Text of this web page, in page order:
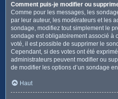
Comment puis-je modifier ou
Comme pour les messages, les
par leur auteur, les modérateurs et les
sondage, modifiez tout simplement le
sondage est obligatoirement associé à
voté, il est possible de supprimer le
Cependant, si des votes ont été
administrateurs peuvent modifier ou
de modifier les options d’un sondage
Haut